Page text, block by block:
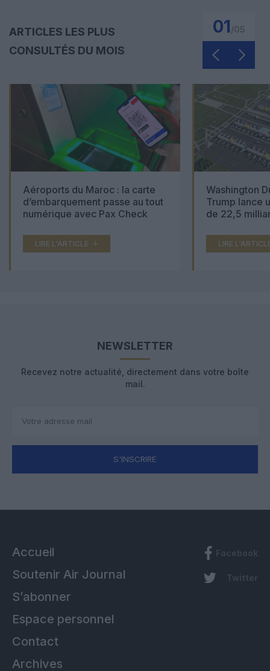
ARTICLES LES PLUS
CONSULTÉS DU MOIS
01
Aéroports du Maroc : la carte
d’embarquement passe au tout
numérique avec Pax Check
LIRE L'ARTICLE
Washington
Trump lance
de 22,5
LIRE
NEWSLETTER
Recevez notre actualité, directement dans votre boîte
mail.
S'INSCRIRE
Accueil
Soutenir Air Journal
S’abonner
Espace personnel
Contact
Archives